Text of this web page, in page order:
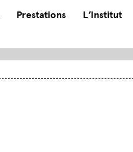
Prestations L’Institut